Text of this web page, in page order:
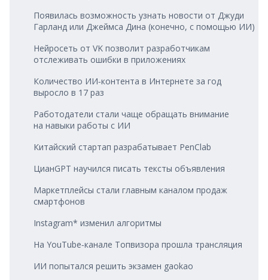
Появилась возможность узнать новости от Джуди
Гарланд или Джеймса Дина (конечно, с помощью ИИ)
Нейросеть от VK позволит разработчикам
отслеживать ошибки в приложениях
Количество ИИ‑контента в Интернете за год
выросло в 17 раз
Работодатели стали чаще обращать внимание
на навыки работы с ИИ
Китайский стартап разрабатывает PenClab
ЦианGPT научился писать тексты объявления
Маркетплейсы стали главным каналом продаж
смартфонов
Instagram* изменил алгоритмы
На YouTube‑канале Топвизора прошла трансляция
ИИ попытался решить экзамен gaokao